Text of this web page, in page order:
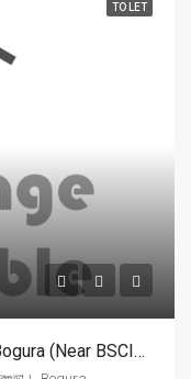
TO LET
2 BHK Furnished Flat For Rent In Bogura (Near BSCIC Motors)